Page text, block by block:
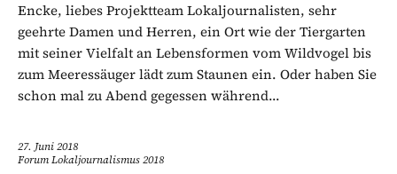
Encke, liebes Projektteam Lokaljournalisten, sehr
geehrte Damen und Herren, ein Ort wie der Tiergarten
mit seiner Vielfalt an Lebensformen vom Wildvogel bis
zum Meeressäuger lädt zum Staunen ein. Oder haben Sie
schon mal zu Abend gegessen während...
27. Juni 2018
Forum Lokaljournalismus 2018